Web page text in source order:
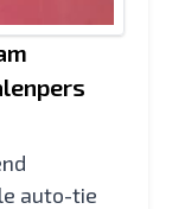
auto-tie